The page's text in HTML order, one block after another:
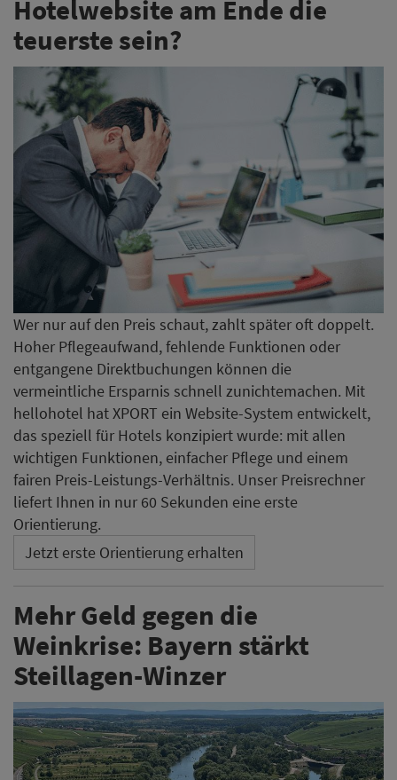
Hotelwebsite am Ende die
teuerste sein?
Wer nur auf den Preis schaut, zahlt später oft doppelt.
Hoher Pflegeaufwand, fehlende Funktionen oder
entgangene Direktbuchungen können die
vermeintliche Ersparnis schnell zunichtemachen. Mit
hellohotel hat XPORT ein Website-System entwickelt,
das speziell für Hotels konzipiert wurde: mit allen
wichtigen Funktionen, einfacher Pflege und einem
fairen Preis-Leistungs-Verhältnis. Unser Preisrechner
liefert Ihnen in nur 60 Sekunden eine erste
Orientierung.
Jetzt erste Orientierung erhalten
Mehr Geld gegen die
Weinkrise: Bayern stärkt
Steillagen-Winzer